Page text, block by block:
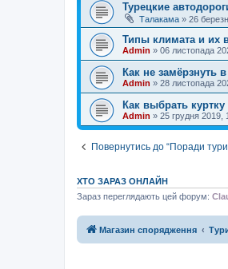
Турецкие
Талакама » 26
Типы климата и их
Admin » 06 листопада
Как не замёрзнуть
Admin » 28 листопада
Как выбрать куртку
Admin » 25 грудня 2019,
Повернутись до “Поради
ХТО ЗАРАЗ ОНЛАЙН
Зараз переглядають цей форум:
Магазин спорядження